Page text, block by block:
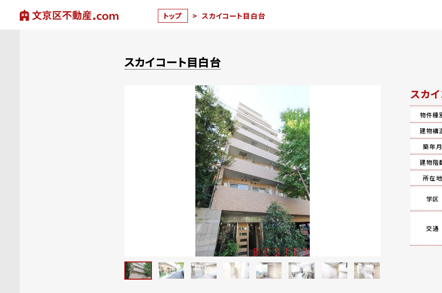
トップ > スカイコート目白台
スカイコート目白台
スカ
物件種
建物構
築年月
建物階
所在地
学区
交通